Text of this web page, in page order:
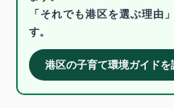
「それでも港区を選ぶ理由
す。
港区の子育て環境ガイド